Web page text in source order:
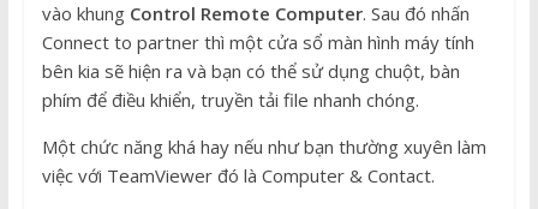
vào khung Control Remote Computer. Sau đó nhấn
Connect to partner thì một cửa sổ màn hình máy tính
bên kia sẽ hiện ra và bạn có thể sử dụng chuột, bàn
phím để điều khiển, truyền tải file nhanh chóng.
Một chức năng khá hay nếu như bạn thường xuyên làm
việc với TeamViewer đó là Computer & Contact.